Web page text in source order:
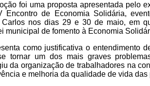
foi uma proposta apresentada pelo
Encontro de Economia Solidária,
Carlos nos dias 29 e 30 de maio, em
municipal de fomento à Economia
como justificativa o entendimento
tornar um dos mais graves
da organização de trabalhadores na
e melhoria da qualidade de vida das